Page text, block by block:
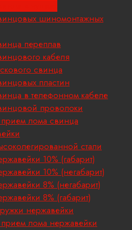
шиномонтажных
переплав
кабеля
свинца
пластин
в телефонном кабеле
проволоки
лома свинца
стали
10% (габарит)
10% (негабарит)
8% (негабарит)
8% (габарит)
нержавейки
лома нержавейки